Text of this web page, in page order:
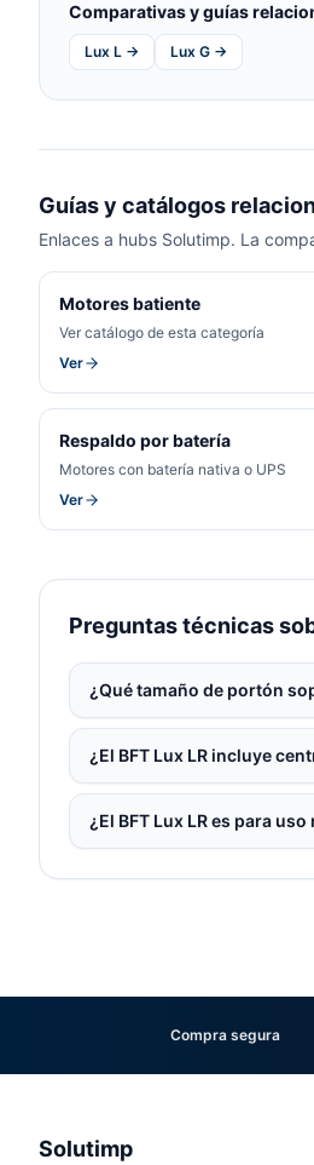
Comparativas y guías
Lux L → Lux G →
Guías y catálogos
Enlaces a hubs Solutimp. La
Motores batiente
Ver catálogo de esta categoría
Ver
Respaldo por batería
Motores con batería nativa o UPS
Ver
Preguntas técnicas
¿Qué tamaño de portón
¿El BFT Lux LR incluye
¿El BFT Lux LR es para
Compra segura
Solutimp